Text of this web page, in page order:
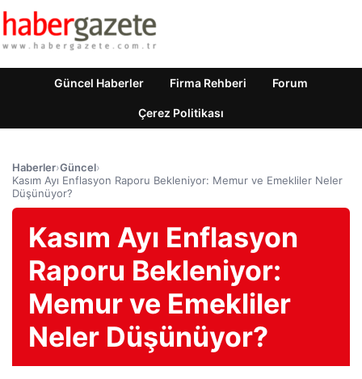
Güncel Haberler Firma Rehberi Forum
Çerez Politikası
Haberler›Güncel›
Kasım Ayı Enflasyon Raporu Bekleniyor: Memur ve Emekliler Neler
Düşünüyor?
Kasım Ayı Enflasyon
Raporu Bekleniyor:
Memur ve Emekliler
Neler Düşünüyor?